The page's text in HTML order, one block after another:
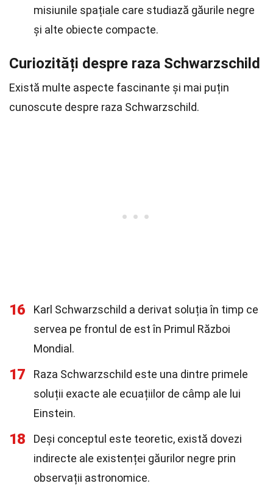
misiunile spațiale care studiază găurile negre
și alte obiecte compacte.
Curiozități despre raza Schwarzschild
Există multe aspecte fascinante și mai puțin
cunoscute despre raza Schwarzschild.
16
Karl Schwarzschild a derivat soluția în timp ce
servea pe frontul de est în Primul Război
Mondial.
17
Raza Schwarzschild este una dintre primele
soluții exacte ale ecuațiilor de câmp ale lui
Einstein.
18
Deși conceptul este teoretic, există dovezi
indirecte ale existenței găurilor negre prin
observații astronomice.